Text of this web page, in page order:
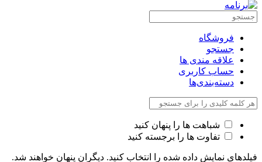
فروشگاه
جستجو
علاقه مندی ها
حساب کاربری
دسته‌بندی‌ها
شباهت ها را پنهان کنید
تفاوت ها را برجسته کنید
فیلدهای نمایش داده شده را انتخاب کنید. دیگران پنهان خواهند شد.